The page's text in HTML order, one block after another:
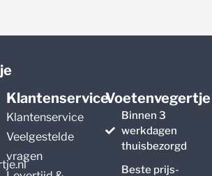
Klantenservice
Klantenservice
Veelgestelde
vragen
Voetenvegertje
Binnen 3
werkdagen
thuisbezorgd
Beste prijs-